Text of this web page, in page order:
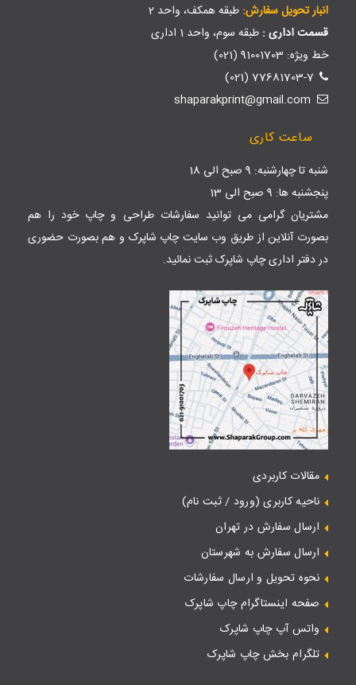
انبار تحویل سفارش: طبقه همکف، واحد 2
قسمت اداری : طبقه سوم، واحد 1 اداری
خط ویژه: 91001703 (021)
77681703-7 (021)
ساعت کاری
شنبه تا چهارشنبه: 9 صبح الی 18
پنجشنبه ها: 9 صبح الی 13
مشتریان گرامی می توانید سفارشات طراحی و چاپ خود را هم
بصورت آنلاین از طریق وب سایتچاپ شاپرک و هم بصورت حضوری
در دفتر اداری چاپ شاپرک ثبت نمائید.
مقالات کاربردی
ناحیه کاربری (ورود / ثبت نام)
ارسال سفارش در تهران
ارسال سفارش به شهرستان
نحوه تحویل و ارسال سفارشات
صفحه اینستاگرام چاپ شاپرک
واتس آپ چاپ شاپرک
تلگرام بخش چاپ شاپرک